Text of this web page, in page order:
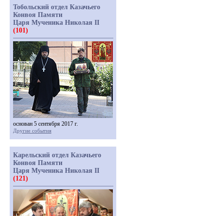
Тобольский отдел Казачьего
Конвоя Памяти
Царя Мученика Николая II
(101)
основан 5 сентября 2017 г.
Другие события
Карельский отдел Казачьего
Конвоя Памяти
Царя Мученика Николая II
(121)